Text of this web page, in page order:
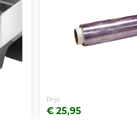
Prijs:
€ 25,95